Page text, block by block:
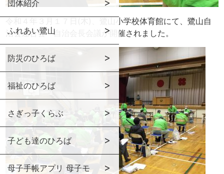
団体紹介
ふれあい鷺山
防災のひろば
福祉のひろば
さぎっ子くらぶ
子ども達のひろば
母子手帳アプリ 母子モ
令和４年３月１７日(木)、鷺山小学校体育館にて、鷺山自
治会連合会 自治会長会議が開催されました。